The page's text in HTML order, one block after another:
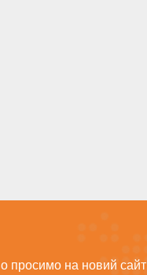
просимо на новий сайт